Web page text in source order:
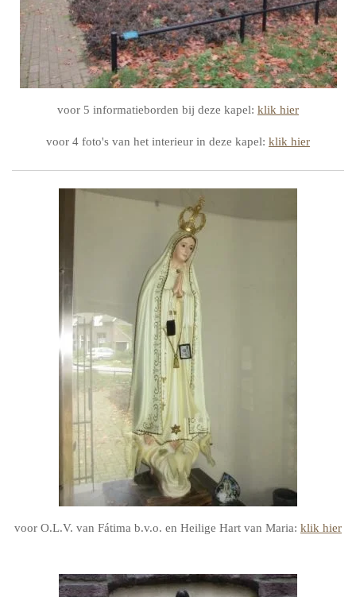
voor 5 informatieborden bij deze kapel: klik hier
voor 4 foto's van het interieur in deze kapel: klik hier
voor O.L.V. van Fátima b.v.o. en Heilige Hart van Maria: klik hier